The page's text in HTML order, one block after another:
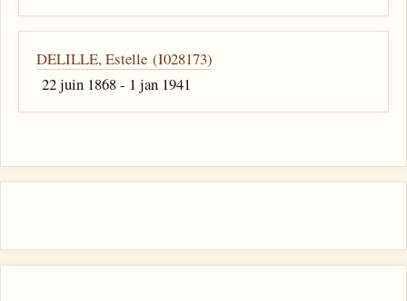
DELILLE, Estelle (I028173)
22 juin 1868 - 1 jan 1941